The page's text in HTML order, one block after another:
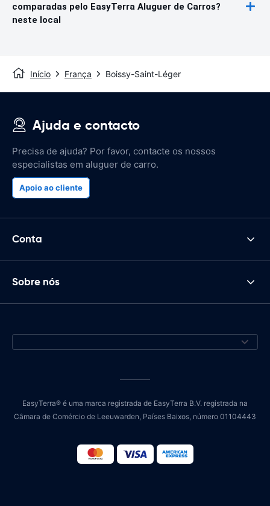
comparadas pelo EasyTerra Aluguer de Carros?
neste local
Início França Boissy-Saint-Léger
Ajuda e contacto
Precisa de ajuda? Por favor, contacte os nossos
especialistas em aluguer de carro.
Apoio ao cliente
Conta
Sobre nós
EasyTerra® é uma marca registrada de EasyTerra B.V. registrada na
Câmara de Comércio de Leeuwarden, Países Baixos, número 01104443